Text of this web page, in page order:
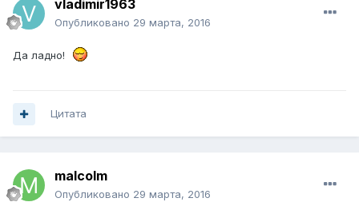
vladimir1963
Опубликовано 29 марта, 2016
Да ладно!
Цитата
malcolm
Опубликовано 29 марта, 2016